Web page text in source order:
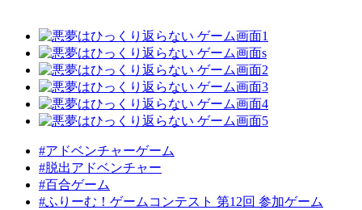
#アドベンチャーゲーム
#脱出アドベンチャー
#百合ゲーム
#ふりーむ！ゲームコンテスト 第12回 参加ゲーム